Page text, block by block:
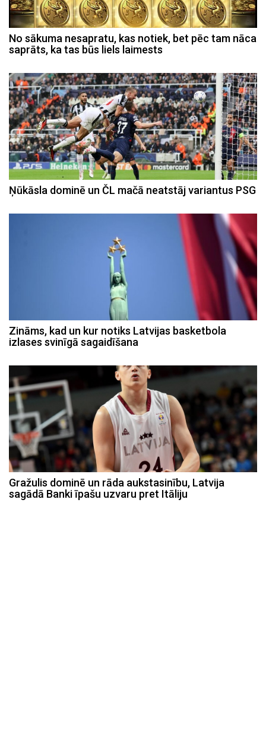
No sākuma nesapratu, kas notiek, bet pēc tam nāca
saprāts, ka tas būs liels laimests
Ņūkāsla dominē un ČL mačā neatstāj variantus PSG
Zināms, kad un kur notiks Latvijas basketbola
izlases svinīgā sagaidīšana
Gražulis dominē un rāda aukstasinību, Latvija
sagādā Banki īpašu uzvaru pret Itāliju